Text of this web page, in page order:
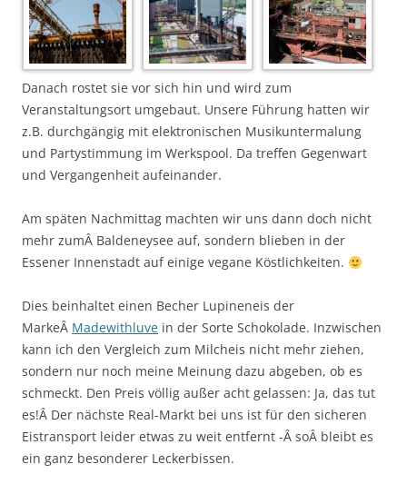
Danach rostet sie vor sich hin und wird zum
Veranstaltungsort umgebaut. Unsere Führung hatten wir
z.B. durchgängig mit elektronischen Musikuntermalung
und Partystimmung im Werkspool. Da treffen Gegenwart
und Vergangenheit aufeinander.
Am späten Nachmittag machten wir uns dann doch nicht
mehr zumÂ Baldeneysee auf, sondern blieben in der
Essener Innenstadt auf einige vegane Köstlichkeiten.
Dies beinhaltet einen Becher Lupineneis der
MarkeÂ Madewithluve in der Sorte Schokolade. Inzwischen
kann ich den Vergleich zum Milcheis nicht mehr ziehen,
sondern nur noch meine Meinung dazu abgeben, ob es
schmeckt. Den Preis völlig außer acht gelassen: Ja, das tut
es!Â Der nächste Real-Markt bei uns ist für den sicheren
Eistransport leider etwas zu weit entfernt -Â soÂ bleibt es
ein ganz besonderer Leckerbissen.